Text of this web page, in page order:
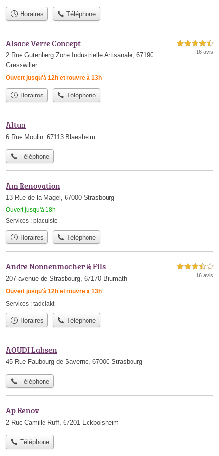
Horaires Téléphone
Alsace Verre Concept
2 Rue Gutenberg Zone Industrielle Artisanale, 67190
Gresswiller
Ouvert jusqu'à 12h et rouvre à 13h
4,5 étoiles sur 5
16 avis
Horaires Téléphone
Altun
6 Rue Moulin, 67113 Blaesheim
Téléphone
Am Renovation
13 Rue de la Magel, 67000 Strasbourg
Ouvert jusqu'à 18h
Services : plaquiste
Horaires Téléphone
Andre Nonnenmacher & Fils
207 avenue de Strasbourg, 67170 Brumath
Ouvert jusqu'à 12h et rouvre à 13h
3,5 étoiles sur 5
16 avis
Services : tadelakt
Horaires Téléphone
AOUDI Lahsen
45 Rue Faubourg de Saverne, 67000 Strasbourg
Téléphone
Ap Renov
2 Rue Camille Ruff, 67201 Eckbolsheim
Téléphone